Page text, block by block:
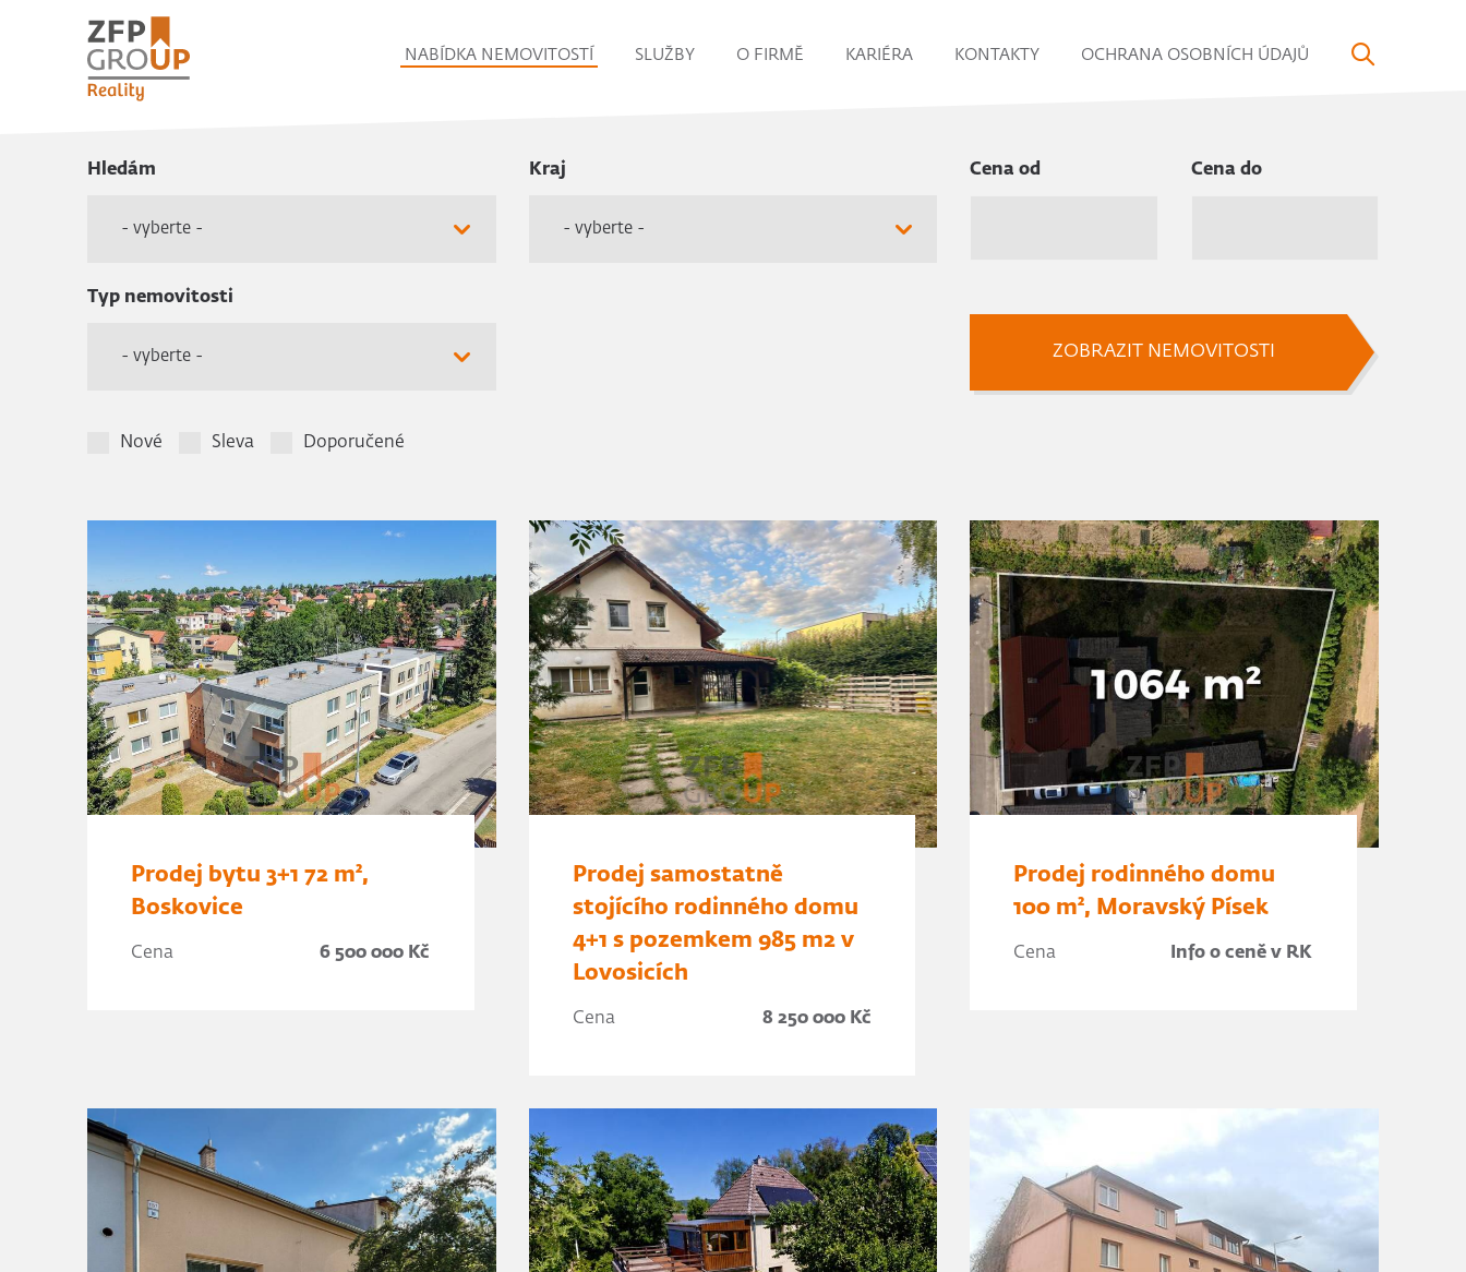
NABÍDKA NEMOVITOSTÍ SLUŽBY O FIRMĚ KARIÉRA KONTAKTY OCHRANA OSOBNÍCH ÚDAJŮ
Hledám
- vyberte -
Kraj
- vyberte -
Cena od Cena do
Typ nemovitosti
- vyberte -
Nové Sleva Doporučené
ZOBRAZIT NEMOVITOSTI
Prodej bytu 3+1 72 m²,
Boskovice
Cena 6 500 000 Kč
Prodej samostatně
stojícího rodinného domu
4+1 s pozemkem 985 m2 v
Lovosicích
Cena 8 250 000 Kč
Prodej rodinného domu
100 m², Moravský Písek
Cena Info o ceně v RK